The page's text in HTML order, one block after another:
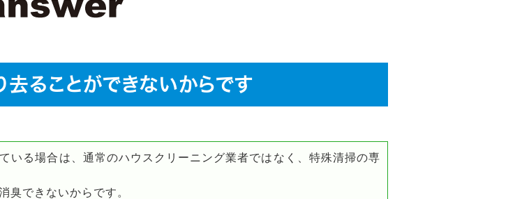
ることができないからです
いる場合は、通常のハウスクリーニング業者ではなく、特殊清掃の専
臭できないからです。